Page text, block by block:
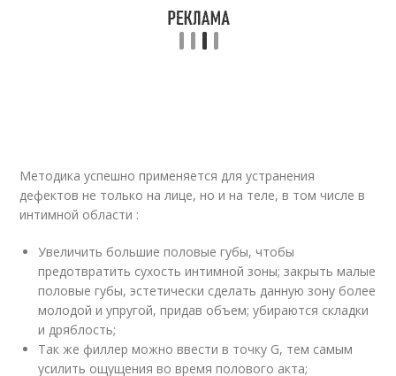
Методика успешно применяется для устранения
дефектов не только на лице, но и на теле, в том числе в
интимной области :
Увеличить большие половые губы, чтобы
предотвратить сухость интимной зоны; закрыть малые
половые губы, эстетически сделать данную зону более
молодой и упругой, придав объем; убираются складки
и дряблость;
Так же филлер можно ввести в точку G, тем самым
усилить ощущения во время полового акта;